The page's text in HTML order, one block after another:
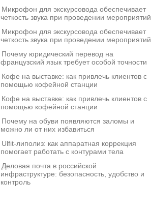
Микрофон для экскурсовода обеспечивает
четкость звука при проведении мероприятий
Микрофон для экскурсовода обеспечивает
четкость звука при проведении мероприятий
Почему юридический перевод на
французский язык требует особой точности
Кофе на выставке: как привлечь клиентов с
помощью кофейной станции
Кофе на выставке: как привлечь клиентов с
помощью кофейной станции
Почему на обуви появляются заломы и
можно ли от них избавиться
Ulfit-липолиз: как аппаратная коррекция
помогает работать с контурами тела
Деловая почта в российской
инфраструктуре: безопасность, удобство и
контроль